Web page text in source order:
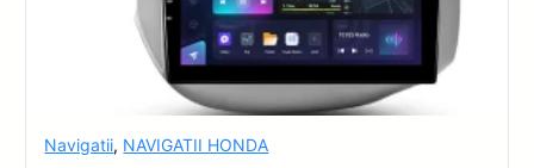
Navigatii, NAVIGATII HONDA